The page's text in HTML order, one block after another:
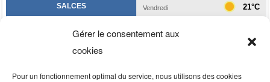
Gérer le consentement aux
cookies
Pour un fonctionnement optimal du service, nous utilisons des cookies